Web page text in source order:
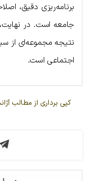
برنامه‌ریزی دقیق،
جامعه است. در
نتیجه مجموعه‌ای از
اجتماعی است.
کپی برداری از مطالب